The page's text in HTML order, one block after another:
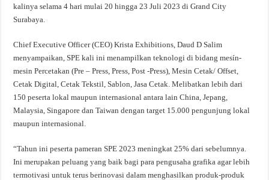
kalinya selama 4 hari mulai 20 hingga 23 Juli 2023 di Grand City
Surabaya.
Chief Executive Officer (CEO) Krista Exhibitions, Daud D Salim
menyampaikan, SPE kali ini menampilkan teknologi di bidang mesín-
mesin Percetakan (Pre – Press, Press, Post -Press), Mesin Cetak/ Offset,
Cetak Digital, Cetak Tekstil, Sablon, Jasa Cetak. Melibatkan lebih dari
150 peserta lokal maupun internasional antara lain China, Jepang,
Malaysia, Singapore dan Taiwan dengan target 15.000 pengunjung lokal
maupun internasional.
“Tahun ini peserta pameran SPE 2023 meningkat 25% dari sebelumnya.
Ini merupakan peluang yang baik bagi para pengusaha grafika agar lebih
termotivasi untuk terus berinovasi dalam menghasilkan produk-produk